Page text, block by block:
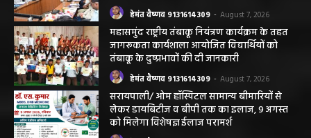
हेमंत वैष्णव 9131614309
महासमुंद राष्ट्रीय तंबाकू नियंत्रण कार्यक्रम के तहत
जागरूकता कार्यशाला आयोजित विद्यार्थियों को
तंबाकू के दुष्प्रभावों की दी जानकारी
हेमंत वैष्णव 9131614309
सरायपाली/ ओम हॉस्पिटल सामान्य बीमारियों से
लेकर डायबिटीज व बीपी तक का इलाज, 9 अगस्त
को मिलेगा विशेषज्ञ ईलाज परामर्श
हेमंत वैष्णव 9131614309